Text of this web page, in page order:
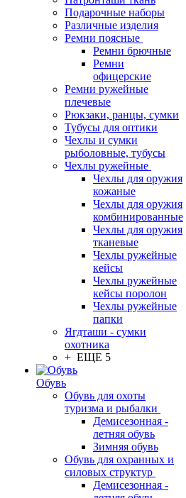
Подарочные наборы
Различные изделия
Ремни поясные
Ремни брючные
Ремни
офицерские
Ремни ружейные
плечевые
Рюкзаки, ранцы, сумки
Тубусы для оптики
Чехлы и сумки
рыболовные, тубусы
Чехлы ружейные
Чехлы для оружия
кожаные
Чехлы для оружия
комбинированные
Чехлы для оружия
тканевые
Чехлы ружейные
кейсы
Чехлы ружейные
кейсы поролон
Чехлы ружейные
папки
Ягдташи - сумки
охотника
+ ЕЩЕ 5
Обувь
Обувь для охоты
туризма и рыбалки
Демисезонная -
летняя обувь
Зимняя обувь
Обувь для охранных и
силовых структур
Демисезонная -